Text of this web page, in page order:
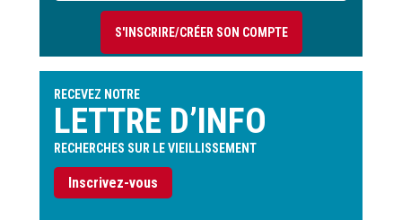
compte
l'utilisateur
S'INSCRIRE/CRÉER SON COMPTE
RECEVEZ NOTRE
LETTRE D’INFO
RECHERCHES SUR LE VIEILLISSEMENT
Inscrivez-vous